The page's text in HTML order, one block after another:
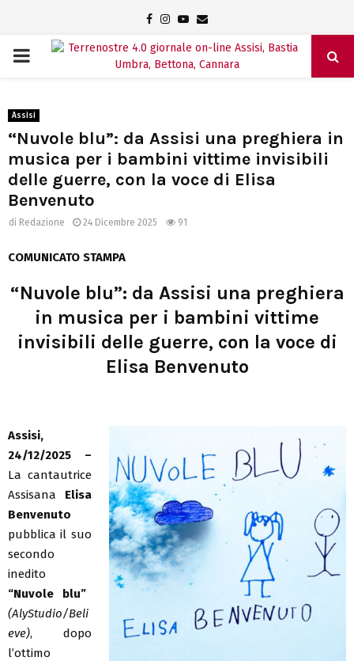
Facebook
Instagram
Youtube
Email
PRIMARY
Assisi
“Nuvole blu”: da Assisi una preghiera in
musica per i bambini vittime invisibili
delle guerre, con la voce di Elisa
Benvenuto
di Redazione 24 Dicembre 2025 91
COMUNICATO STAMPA
“Nuvole blu”: da Assisi una preghiera
in musica per i bambini vittime
invisibili delle guerre, con la voce di
Elisa Benvenuto
Assisi,
24/12/2025 –
La cantautrice
Assisana Elisa
Benvenuto
pubblica il suo
secondo
inedito
“Nuvole blu”
(AlyStudio/Beli
eve), dopo
l’ottimo